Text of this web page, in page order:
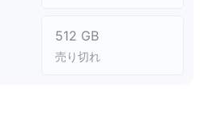
512 GB
売り切れ